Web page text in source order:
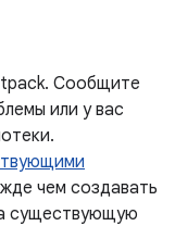
Сообщите
или у вас
чем создавать
существующую